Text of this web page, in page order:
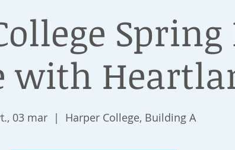
Spring
with
03 mar
  |
Harper College, Building A